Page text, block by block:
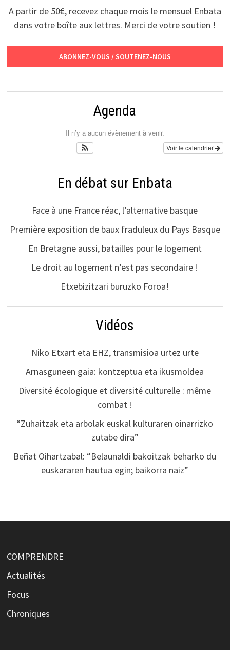
A partir de 50€, recevez chaque mois le mensuel Enbata
dans votre boîte aux lettres. Merci de votre soutien !
ABONNEZ-VOUS / SOUTENEZ-NOUS
Agenda
Il n’y a aucun évènement à venir.
Voir le calendrier
En débat sur Enbata
Face à une France réac, l’alternative basque
Première exposition de baux fraduleux du Pays Basque
En Bretagne aussi, batailles pour le logement
Le droit au logement n’est pas secondaire !
Etxebizitzari buruzko Foroa!
Vidéos
Niko Etxart eta EHZ, transmisioa urtez urte
Arnasguneen gaia: kontzeptua eta ikusmoldea
Diversité écologique et diversité culturelle : même
combat !
“Zuhaitzak eta arbolak euskal kulturaren oinarrizko
zutabe dira”
Beñat Oihartzabal: “Belaunaldi bakoitzak beharko du
euskararen hautua egin; baikorra naiz”
COMPRENDRE
Actualités
Focus
Chroniques